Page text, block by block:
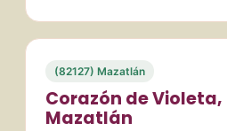
(82127) Mazatlán
Corazón de
Mazatlán